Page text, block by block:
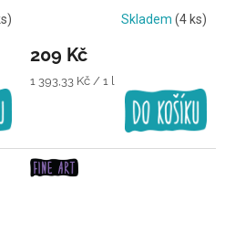
Skladem (4 ks)
209 Kč
Měrná
1 393,33 Kč / 1 l